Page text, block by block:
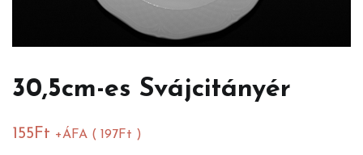
30,5cm-es Svájcitányér
155 Ft +ÁFA ( 197Ft )